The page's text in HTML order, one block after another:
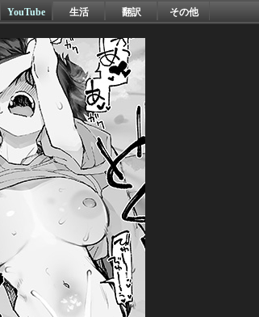
YouTube 生活 翻訳 その他